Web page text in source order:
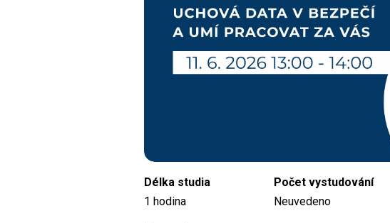
Délka studia
1 hodina
Počet vystudování
Neuvedeno